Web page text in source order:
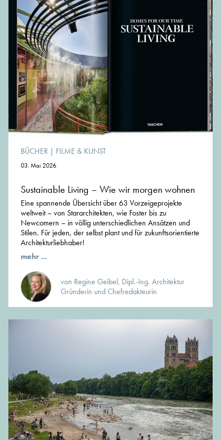
BÜCHER | FILME & KUNST
03. Mai 2026
Sustainable Living – Wie wir morgen wohnen
Eine spannende Übersicht über 63 Vorzeigeprojekte
weltweit – von Stararchitekten, wie Foster bis zu
Newcomern – in völlig unterschiedlichen Ansätzen und
Stilen. Für jeden, der selbst plant und für zukunftsorientierte
Architekturliebhaber!
mehr ...
von Regine Geibel, Dipl.-Ing. Architektur
Gründerin und Chefredakteurin